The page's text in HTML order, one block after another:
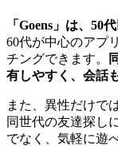
「Goens」は、50
60代が中心のアプ
チングできます。
有しやすく、会話
また、異性だけで
同世代の友達探し
でなく、気軽に遊